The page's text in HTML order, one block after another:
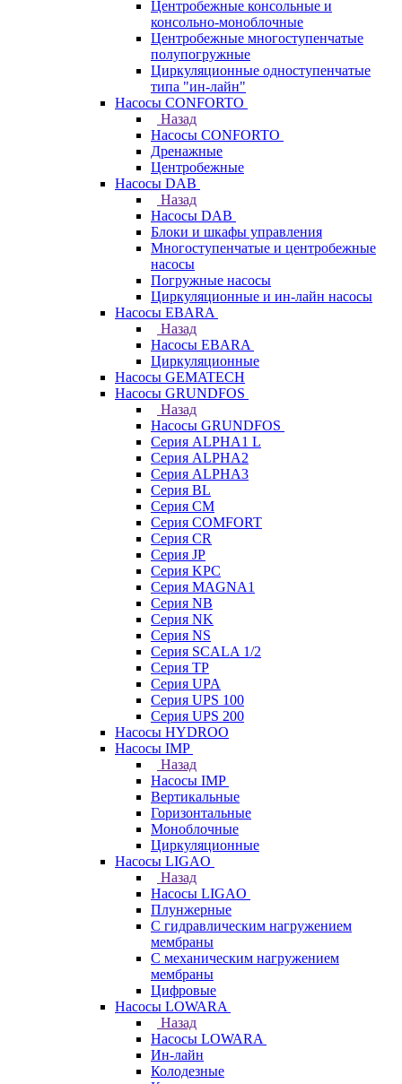
Центробежные консольные и
консольно-моноблочные
Центробежные многоступенчатые
полупогружные
Циркуляционные одноступенчатые
типа "ин-лайн"
Насосы CONFORTO
Назад
Насосы CONFORTO
Дренажные
Центробежные
Насосы DAB
Назад
Насосы DAB
Блоки и шкафы управления
Многоступенчатые и центробежные
насосы
Погружные насосы
Циркуляционные и ин-лайн насосы
Насосы EBARA
Назад
Насосы EBARA
Циркуляционные
Насосы GEMATECH
Насосы GRUNDFOS
Назад
Насосы GRUNDFOS
Серия ALPHA1 L
Серия ALPHA2
Серия ALPHA3
Серия BL
Серия CM
Серия COMFORT
Серия CR
Серия JP
Серия KPC
Серия MAGNA1
Серия NB
Серия NK
Серия NS
Серия SCALA 1/2
Серия TP
Серия UPA
Серия UPS 100
Серия UPS 200
Насосы HYDROO
Насосы IMP
Назад
Насосы IMP
Вертикальные
Горизонтальные
Моноблочные
Циркуляционные
Насосы LIGAO
Назад
Насосы LIGAO
Плунжерные
С гидравлическим нагружением
мембраны
С механическим нагружением
мембраны
Цифровые
Насосы LOWARA
Назад
Насосы LOWARA
Ин-лайн
Колодезные